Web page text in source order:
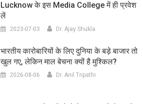
Lucknow के इस Media College में ही प्रवेश
लें
2023-07-03 Dr. Ajay Shukla
भारतीय कारोबारियों के लिए दुनिया के बड़े बाजार तो
खुल गए, लेकिन माल बेचना क्यों है मुश्किल?
2026-08-06 Dr. Anil Tripathi